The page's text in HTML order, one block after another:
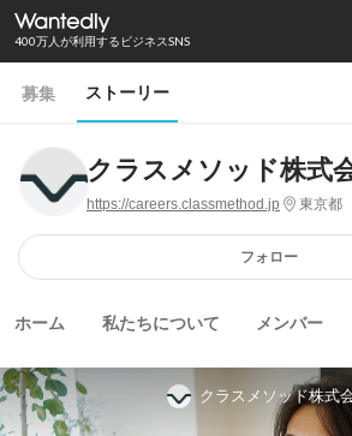
400万人が利用するビジネスSNS
募集 ストーリー
クラスメソッド株式
https://careers.classmethod.jp 東京都
フォロー
ホーム 私たちについて メンバー
クラスメソッド株式